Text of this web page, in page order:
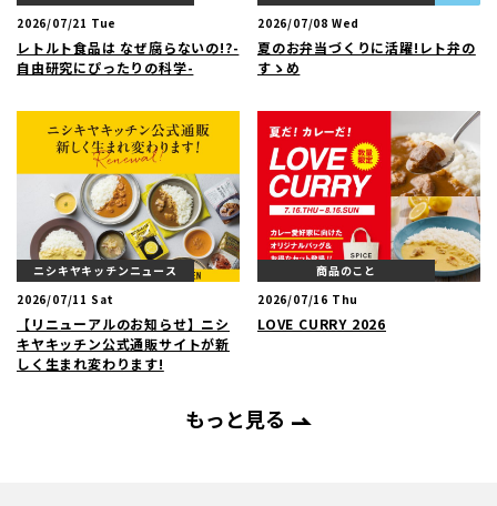
2026/07/21 Tue
レトルト食品は なぜ腐らないの!?-
自由研究にぴったりの科学-
2026/07/08 Wed
夏のお弁当づくりに活躍!レト弁の
すゝめ
ニシキヤキッチンニュース
2026/07/11 Sat
【リニューアルのお知らせ】ニシ
キヤキッチン公式通販サイトが新
しく生まれ変わります!
商品のこと
2026/07/16 Thu
LOVE CURRY 2026
もっと見る